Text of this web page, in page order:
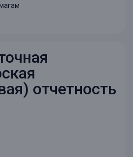
отчетность